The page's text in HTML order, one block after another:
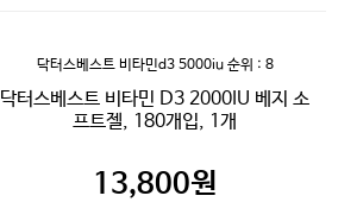
닥터스베스트 비타민d3 5000iu순위 : 8
닥터스베스트 비타민 D3 2000IU 베지 소
프트젤, 180개입, 1개
13,800원